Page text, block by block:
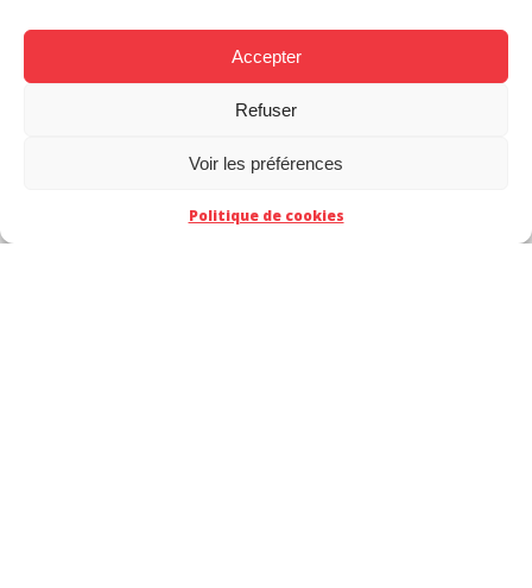
Accepter
Refuser
Voir les préférences
Politique de cookies